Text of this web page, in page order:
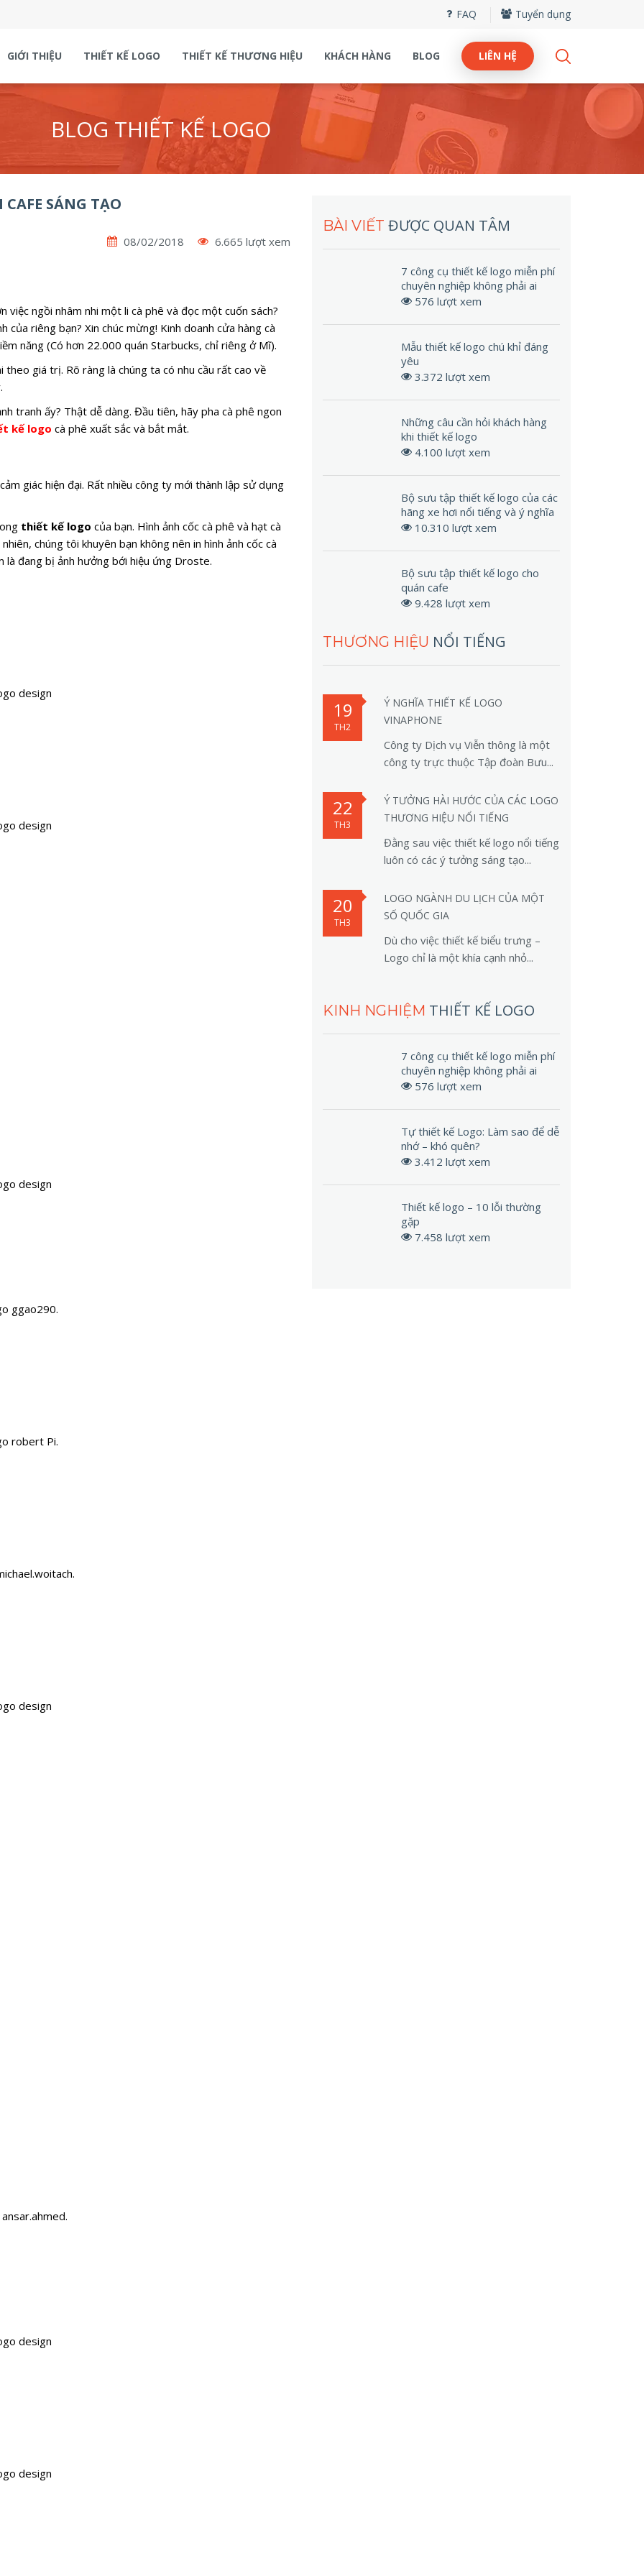
FAQ Tuyển dụng
GIỚI THIỆU THIẾT KẾ LOGO THIẾT KẾ THƯƠNG HIỆU KHÁCH HÀNG BLOG LIÊN HỆ
BLOG THIẾT KẾ LOGO
SÁNG TẠO
08/02/2018 6.665 lượt xem
ngồi nhâm nhi một li cà phê và đọc một cuốn sách?
riêng bạn? Xin chúc mừng! Kinh doanh cửa hàng cà
năng (Có hơn 22.000 quán Starbucks, chỉ riêng ở Mĩ).
giá trị. Rõ ràng là chúng ta có nhu cầu rất cao về
tranh ấy? Thật dễ dàng. Đầu tiên, hãy pha cà phê ngon
kế logo cà phê xuất sắc và bắt mắt.
giác hiện đại. Rất nhiều công ty mới thành lập sử dụng
thiết kế logo của bạn. Hình ảnh cốc cà phê và hạt cà
chúng tôi khuyên bạn không nên in hình ảnh cốc cà
là đang bị ảnh hưởng bới hiệu ứng Droste.
design
design
design
ggao290.
robert Pi.
design
design
design
BÀI VIẾT ĐƯỢC QUAN TÂM
7 công cụ thiết kế logo miễn phí
chuyên nghiệp không phải ai
cũng biết
576 lượt xem
Mẫu thiết kế logo chú khỉ đáng
yêu
3.372 lượt xem
Những câu cần hỏi khách hàng
khi thiết kế logo
4.100 lượt xem
Bộ sưu tập thiết kế logo của các
hãng xe hơi nổi tiếng và ý nghĩa
của nó
10.310 lượt xem
Bộ sưu tập thiết kế logo cho
quán cafe
9.428 lượt xem
THƯƠNG HIỆU NỔI TIẾNG
19
TH2
Ý NGHĨA THIẾT KẾ LOGO
VINAPHONE
Công ty Dịch vụ Viễn thông là một
công ty trực thuộc Tập đoàn Bưu...
22
TH3
Ý TƯỞNG HÀI HƯỚC CỦA CÁC LOGO
THƯƠNG HIỆU NỔI TIẾNG
Đằng sau việc thiết kế logo nổi tiếng
luôn có các ý tưởng sáng tạo...
20
TH3
LOGO NGÀNH DU LỊCH CỦA MỘT
SỐ QUỐC GIA
Dù cho việc thiết kế biểu trưng –
Logo chỉ là một khía cạnh nhỏ...
KINH NGHIỆM THIẾT KẾ LOGO
7 công cụ thiết kế logo miễn phí
chuyên nghiệp không phải ai
cũng biết
576 lượt xem
Tự thiết kế Logo: Làm sao để dễ
nhớ – khó quên?
3.412 lượt xem
Thiết kế logo – 10 lỗi thường
gặp
7.458 lượt xem